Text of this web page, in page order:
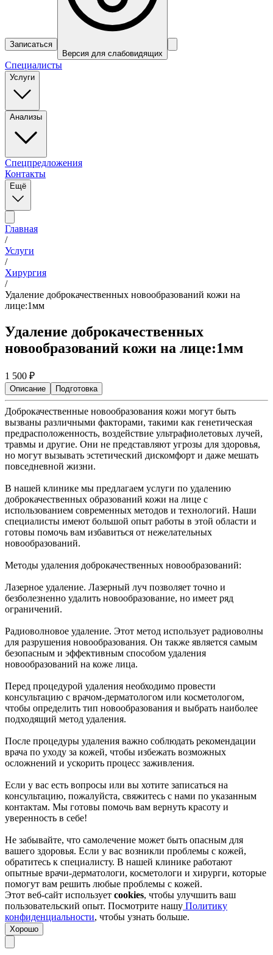
Записаться
Версия для слабовидящих
Специалисты
Услуги
Анализы
Спецпредложения
Контакты
Ещё
Главная
/
Услуги
/
Хирургия
/
Удаление доброкачественных новообразований кожи на
лице:1мм
Удаление доброкачественных
новообразований кожи на лице:1мм
1 500 ₽
Описание Подготовка
Доброкачественные новообразования кожи могут быть
вызваны различными факторами, такими как генетическая
предрасположенность, воздействие ультрафиолетовых лучей,
травмы и другие. Они не представляют угрозы для здоровья,
но могут вызывать эстетический дискомфорт и даже мешать
повседневной жизни.
В нашей клинике мы предлагаем услуги по удалению
доброкачественных образований кожи на лице с
использованием современных методов и технологий. Наши
специалисты имеют большой опыт работы в этой области и
готовы помочь вам избавиться от нежелательных
новообразований.
Методы удаления доброкачественных новообразований:
Лазерное удаление. Лазерный луч позволяет точно и
безболезненно удалить новообразование, но имеет ряд
ограничений.
Радиоволновое удаление. Этот метод использует радиоволны
для разрушения новообразования. Он также является самым
безопасным и эффективным способом удаления
новообразований на коже лица.
Перед процедурой удаления необходимо провести
консультацию с врачом-дерматологом или косметологом,
чтобы определить тип новообразования и выбрать наиболее
подходящий метод удаления.
После процедуры удаления важно соблюдать рекомендации
врача по уходу за кожей, чтобы избежать возможных
осложнений и ускорить процесс заживления.
Если у вас есть вопросы или вы хотите записаться на
консультацию, пожалуйста, свяжитесь с нами по указанным
контактам. Мы готовы помочь вам вернуть красоту и
уверенность в себе!
Не забывайте, что самолечение может быть опасным для
вашего здоровья. Если у вас возникли проблемы с кожей,
обратитесь к специалисту. В нашей клинике работают
опытные врачи-дерматологи, косметологи и хирурги, которые
помогут вам решить любые проблемы с кожей.
Этот веб-сайт использует cookies, чтобы улучшить ваш
пользовательский опыт. Посмотрите нашу Политику
конфиденциальности, чтобы узнать больше.
Хорошо